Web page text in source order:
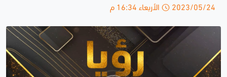
2023/05/24 الأربعاء 16:34 م